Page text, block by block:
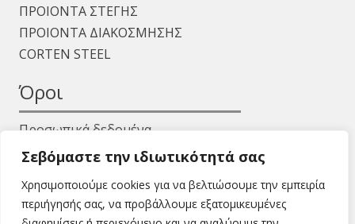
Σεβόμαστε την ιδιωτικότητά σας
Χρησιμοποιούμε cookies για να βελτιώσουμε την εμπειρία
περιήγησής σας, να προβάλλουμε εξατομικευμένες
ΠΡΟΙΟΝΤΑ ΣΤΕΓΗΣ
ΠΡΟΙΟΝΤΑ ΔΙΑΚΟΣΜΗΣΗΣ
CORTEN STEEL
Όροι
Προσωπικά δεδομένα
Όροι χρήσης